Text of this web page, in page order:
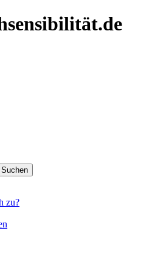
zu?